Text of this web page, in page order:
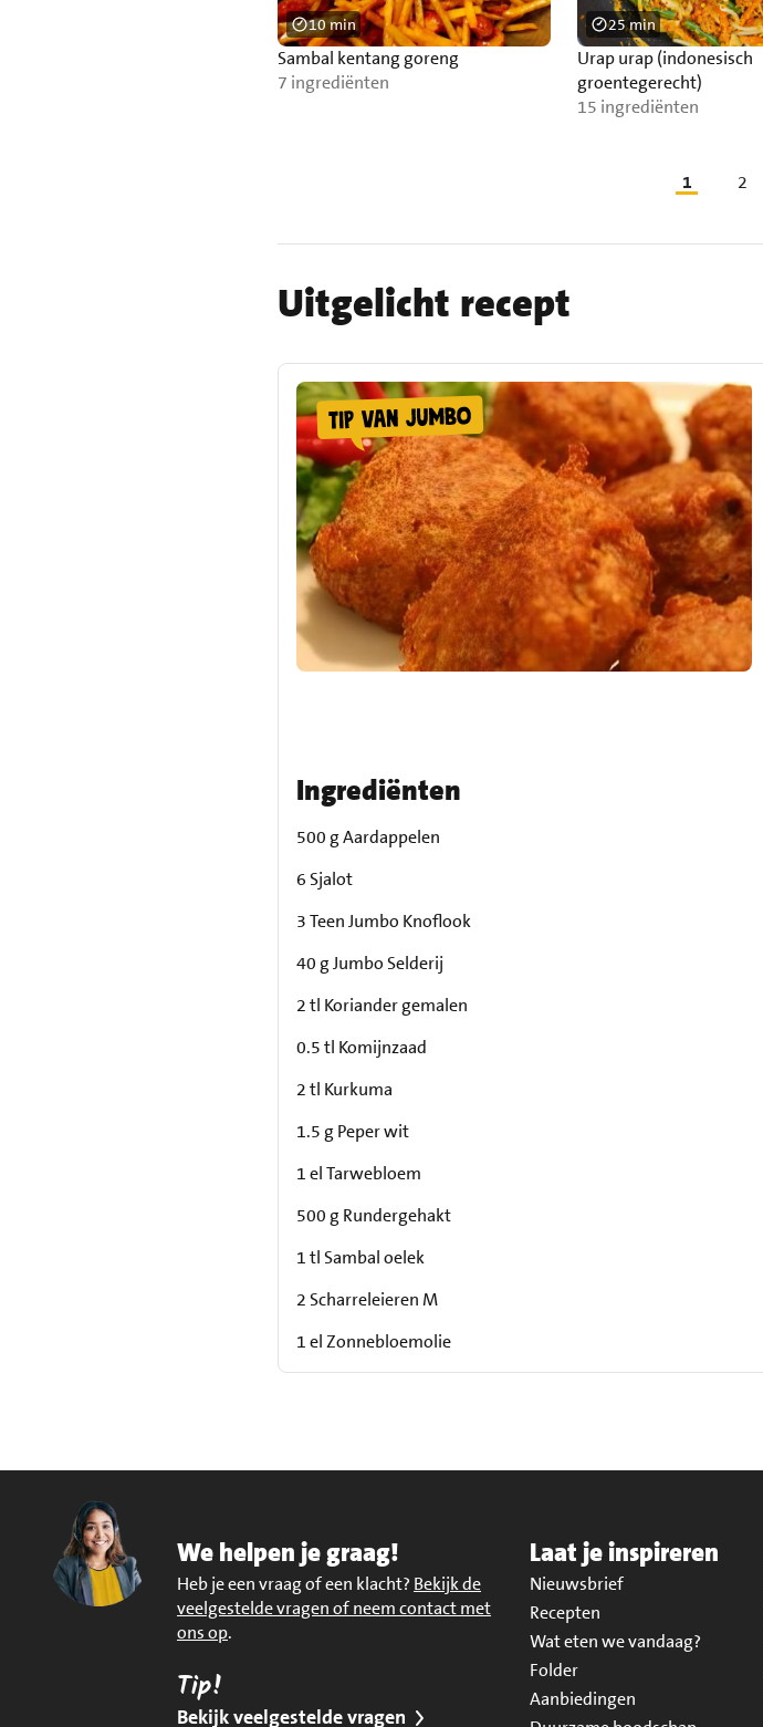
Sambal kentang goreng
7 ingrediënten
10 min
Urap urap (indonesisch
groentegerecht)
15 ingrediënten
25 min
1 2
Uitgelicht recept
Ingrediënten
500 g Aardappelen
6 Sjalot
3 Teen Jumbo Knoflook
40 g Jumbo Selderij
2 tl Koriander gemalen
0.5 tl Komijnzaad
2 tl Kurkuma
1.5 g Peper wit
1 el Tarwebloem
500 g Rundergehakt
1 tl Sambal oelek
2 Scharreleieren M
1 el Zonnebloemolie
We helpen je graag!
Heb je een vraag of een klacht? Bekijk de
veelgestelde vragen of neem contact met
ons op.
Tip!
Bekijk veelgestelde vragen
Laat je inspireren
Nieuwsbrief
Recepten
Wat eten we vandaag?
Folder
Aanbiedingen